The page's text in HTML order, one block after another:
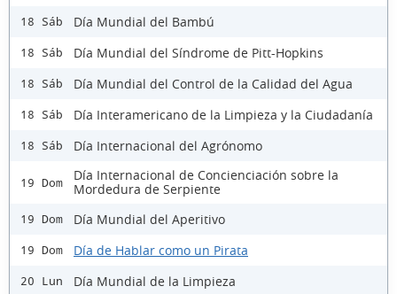
18 Sáb Día Mundial del Bambú
18 Sáb Día Mundial del Síndrome de Pitt-Hopkins
18 Sáb Día Mundial del Control de la Calidad del Agua
18 Sáb Día Interamericano de la Limpieza y la Ciudadanía
18 Sáb Día Internacional del Agrónomo
19 Dom
Día Internacional de Concienciación sobre la
Mordedura de Serpiente
19 Dom Día Mundial del Aperitivo
19 Dom Día de Hablar como un Pirata
20 Lun Día Mundial de la Limpieza